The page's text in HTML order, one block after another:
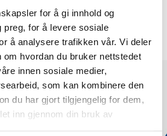
for å gi innhold og
preg, for å levere sosiale
å analysere trafikken vår. Vi deler
hvordan du bruker nettstedet
innen sosiale medier,
som kan kombinere den
du har gjort tilgjengelig for dem,
inn gjennom din bruk av
har også kjøpt